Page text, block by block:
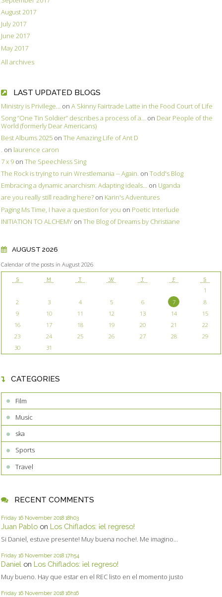
August 2017
July 2017
June 2017
May 2017
All archives
LAST UPDATED BLOGS
Ministry is Privilege... on A Skinny Fairtrade Latte in the Food Court of Life
Song ”One Tin Soldier” describes a process of a... on Dear People of the
World (formerly Dear Americans)
Best Albums 2025 on The Amazing Life of Ant D
. on laurence caron
7 x 9 on The Speechless Sing
The Rock is trying to ruin Wrestlemania -- Again. on Todd's Blog
Embracing a dynamic anarchism: Adapting ideals... on Uganda
are you really still reading here? on Karin's Adventures
Paging Ms Time, I have a question for you on Poetic Interlude
INITIATION TO ALCHEMY on The Blog of Dreams by Christiane
AUGUST 2026
Calendar of the posts in August 2026
S M T W T F S
1
2
3 4 5 6 7
8
9
10 11 12 13 14
15
16
17 18 19 20 21
22
23
24 25 26 27 28
29
30
31
CATEGORIES
Film
Music
ska
Sports
Travel
RECENT COMMENTS
Friday 16 November 2018 18h03
Juan Pablo on Los Chiflados: ¡el regreso!
Si Daniel, estuve presente! Muy buena noche!. Me imagino...
Friday 16 November 2018 17h54
Daniel on Los Chiflados: ¡el regreso!
Muy bueno. Hay que estar en el REC listo en el momento justo
Friday 16 November 2018 16h16